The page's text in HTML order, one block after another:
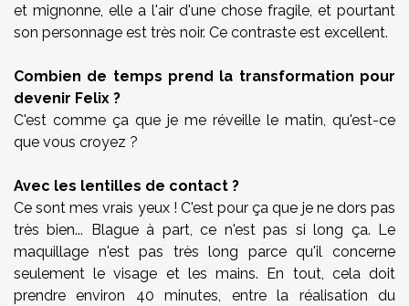
et mignonne, elle a l'air d'une chose fragile, et pourtant
son personnage est très noir. Ce contraste est excellent.
Combien de temps prend la transformation pour
devenir Felix ?
C'est comme ça que je me réveille le matin, qu'est-ce
que vous croyez ?
Avec les lentilles de contact ?
Ce sont mes vrais yeux ! C'est pour ça que je ne dors pas
très bien... Blague à part, ce n'est pas si long ça. Le
maquillage n'est pas très long parce qu'il concerne
seulement le visage et les mains. En tout, cela doit
prendre environ 40 minutes, entre la réalisation du